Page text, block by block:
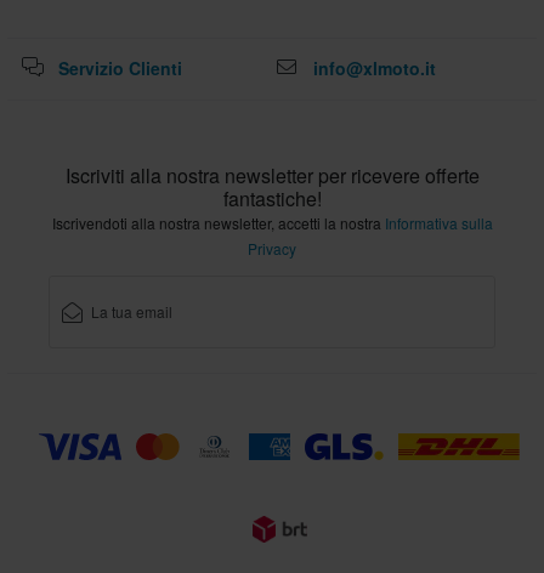
Servizio Clienti info@xlmoto.it
Iscriviti alla nostra newsletter per ricevere offerte
fantastiche!
Iscrivendoti alla nostra newsletter, accetti la nostra Informativa sulla
Privacy